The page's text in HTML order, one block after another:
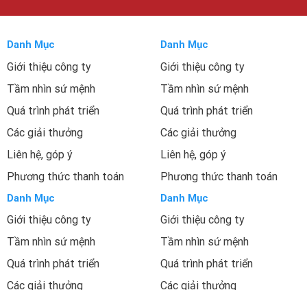
Danh Mục
Giới thiệu công ty
Tầm nhìn sứ mệnh
Quá trình phát triển
Các giải thưởng
Liên hệ, góp ý
Phương thức thanh toán
Danh Mục
Giới thiệu công ty
Tầm nhìn sứ mệnh
Quá trình phát triển
Các giải thưởng
Liên hệ, góp ý
Phương thức thanh toán
Danh Mục
Giới thiệu công ty
Tầm nhìn sứ mệnh
Quá trình phát triển
Các giải thưởng
Danh Mục
Giới thiệu công ty
Tầm nhìn sứ mệnh
Quá trình phát triển
Các giải thưởng